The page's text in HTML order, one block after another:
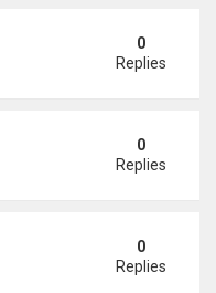
khu vườn tình yêu'
0
Replies
được 400 triệu đồng/
0
Replies
Chi - Tạ Đình Phong
0
Replies